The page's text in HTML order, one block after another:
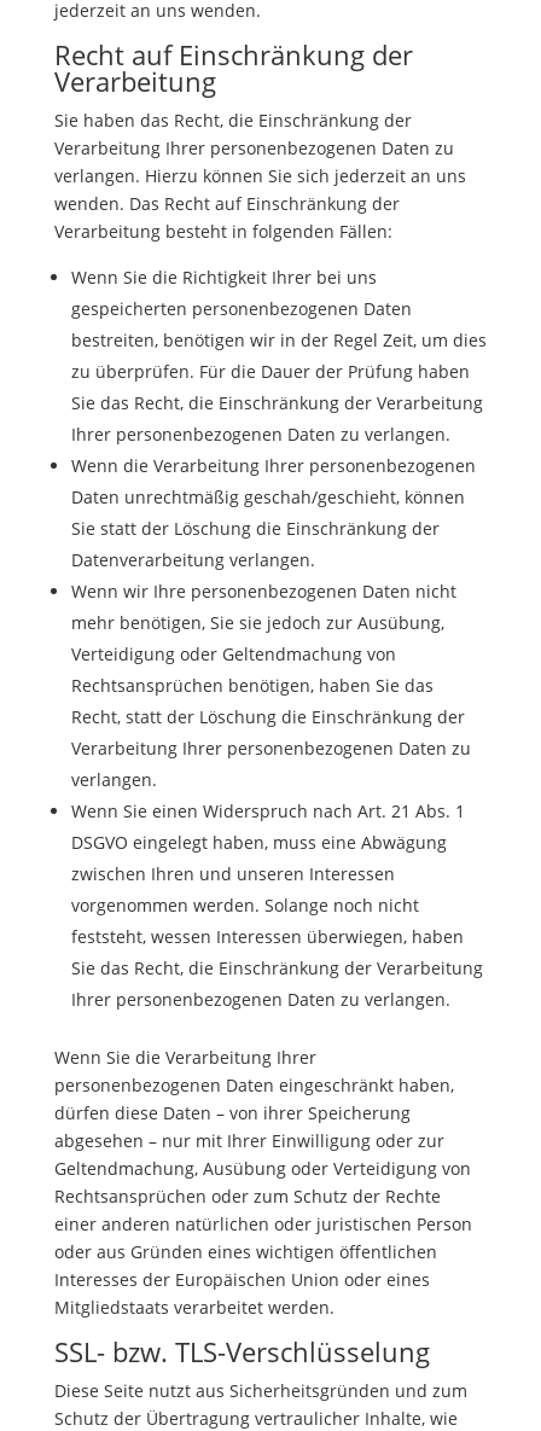
jederzeit an uns wenden.
Recht auf Einschränkung der
Verarbeitung
Sie haben das Recht, die Einschränkung der
Verarbeitung Ihrer personenbezogenen Daten zu
verlangen. Hierzu können Sie sich jederzeit an uns
wenden. Das Recht auf Einschränkung der
Verarbeitung besteht in folgenden Fällen:
Wenn Sie die Richtigkeit Ihrer bei uns
gespeicherten personenbezogenen Daten
bestreiten, benötigen wir in der Regel Zeit, um dies
zu überprüfen. Für die Dauer der Prüfung haben
Sie das Recht, die Einschränkung der Verarbeitung
Ihrer personenbezogenen Daten zu verlangen.
Wenn die Verarbeitung Ihrer personenbezogenen
Daten unrechtmäßig geschah/geschieht, können
Sie statt der Löschung die Einschränkung der
Datenverarbeitung verlangen.
Wenn wir Ihre personenbezogenen Daten nicht
mehr benötigen, Sie sie jedoch zur Ausübung,
Verteidigung oder Geltendmachung von
Rechtsansprüchen benötigen, haben Sie das
Recht, statt der Löschung die Einschränkung der
Verarbeitung Ihrer personenbezogenen Daten zu
verlangen.
Wenn Sie einen Widerspruch nach Art. 21 Abs. 1
DSGVO eingelegt haben, muss eine Abwägung
zwischen Ihren und unseren Interessen
vorgenommen werden. Solange noch nicht
feststeht, wessen Interessen überwiegen, haben
Sie das Recht, die Einschränkung der Verarbeitung
Ihrer personenbezogenen Daten zu verlangen.
Wenn Sie die Verarbeitung Ihrer
personenbezogenen Daten eingeschränkt haben,
dürfen diese Daten – von ihrer Speicherung
abgesehen – nur mit Ihrer Einwilligung oder zur
Geltendmachung, Ausübung oder Verteidigung von
Rechtsansprüchen oder zum Schutz der Rechte
einer anderen natürlichen oder juristischen Person
oder aus Gründen eines wichtigen öffentlichen
Interesses der Europäischen Union oder eines
Mitgliedstaats verarbeitet werden.
SSL- bzw. TLS-Verschlüsselung
Diese Seite nutzt aus Sicherheitsgründen und zum
Schutz der Übertragung vertraulicher Inhalte, wie